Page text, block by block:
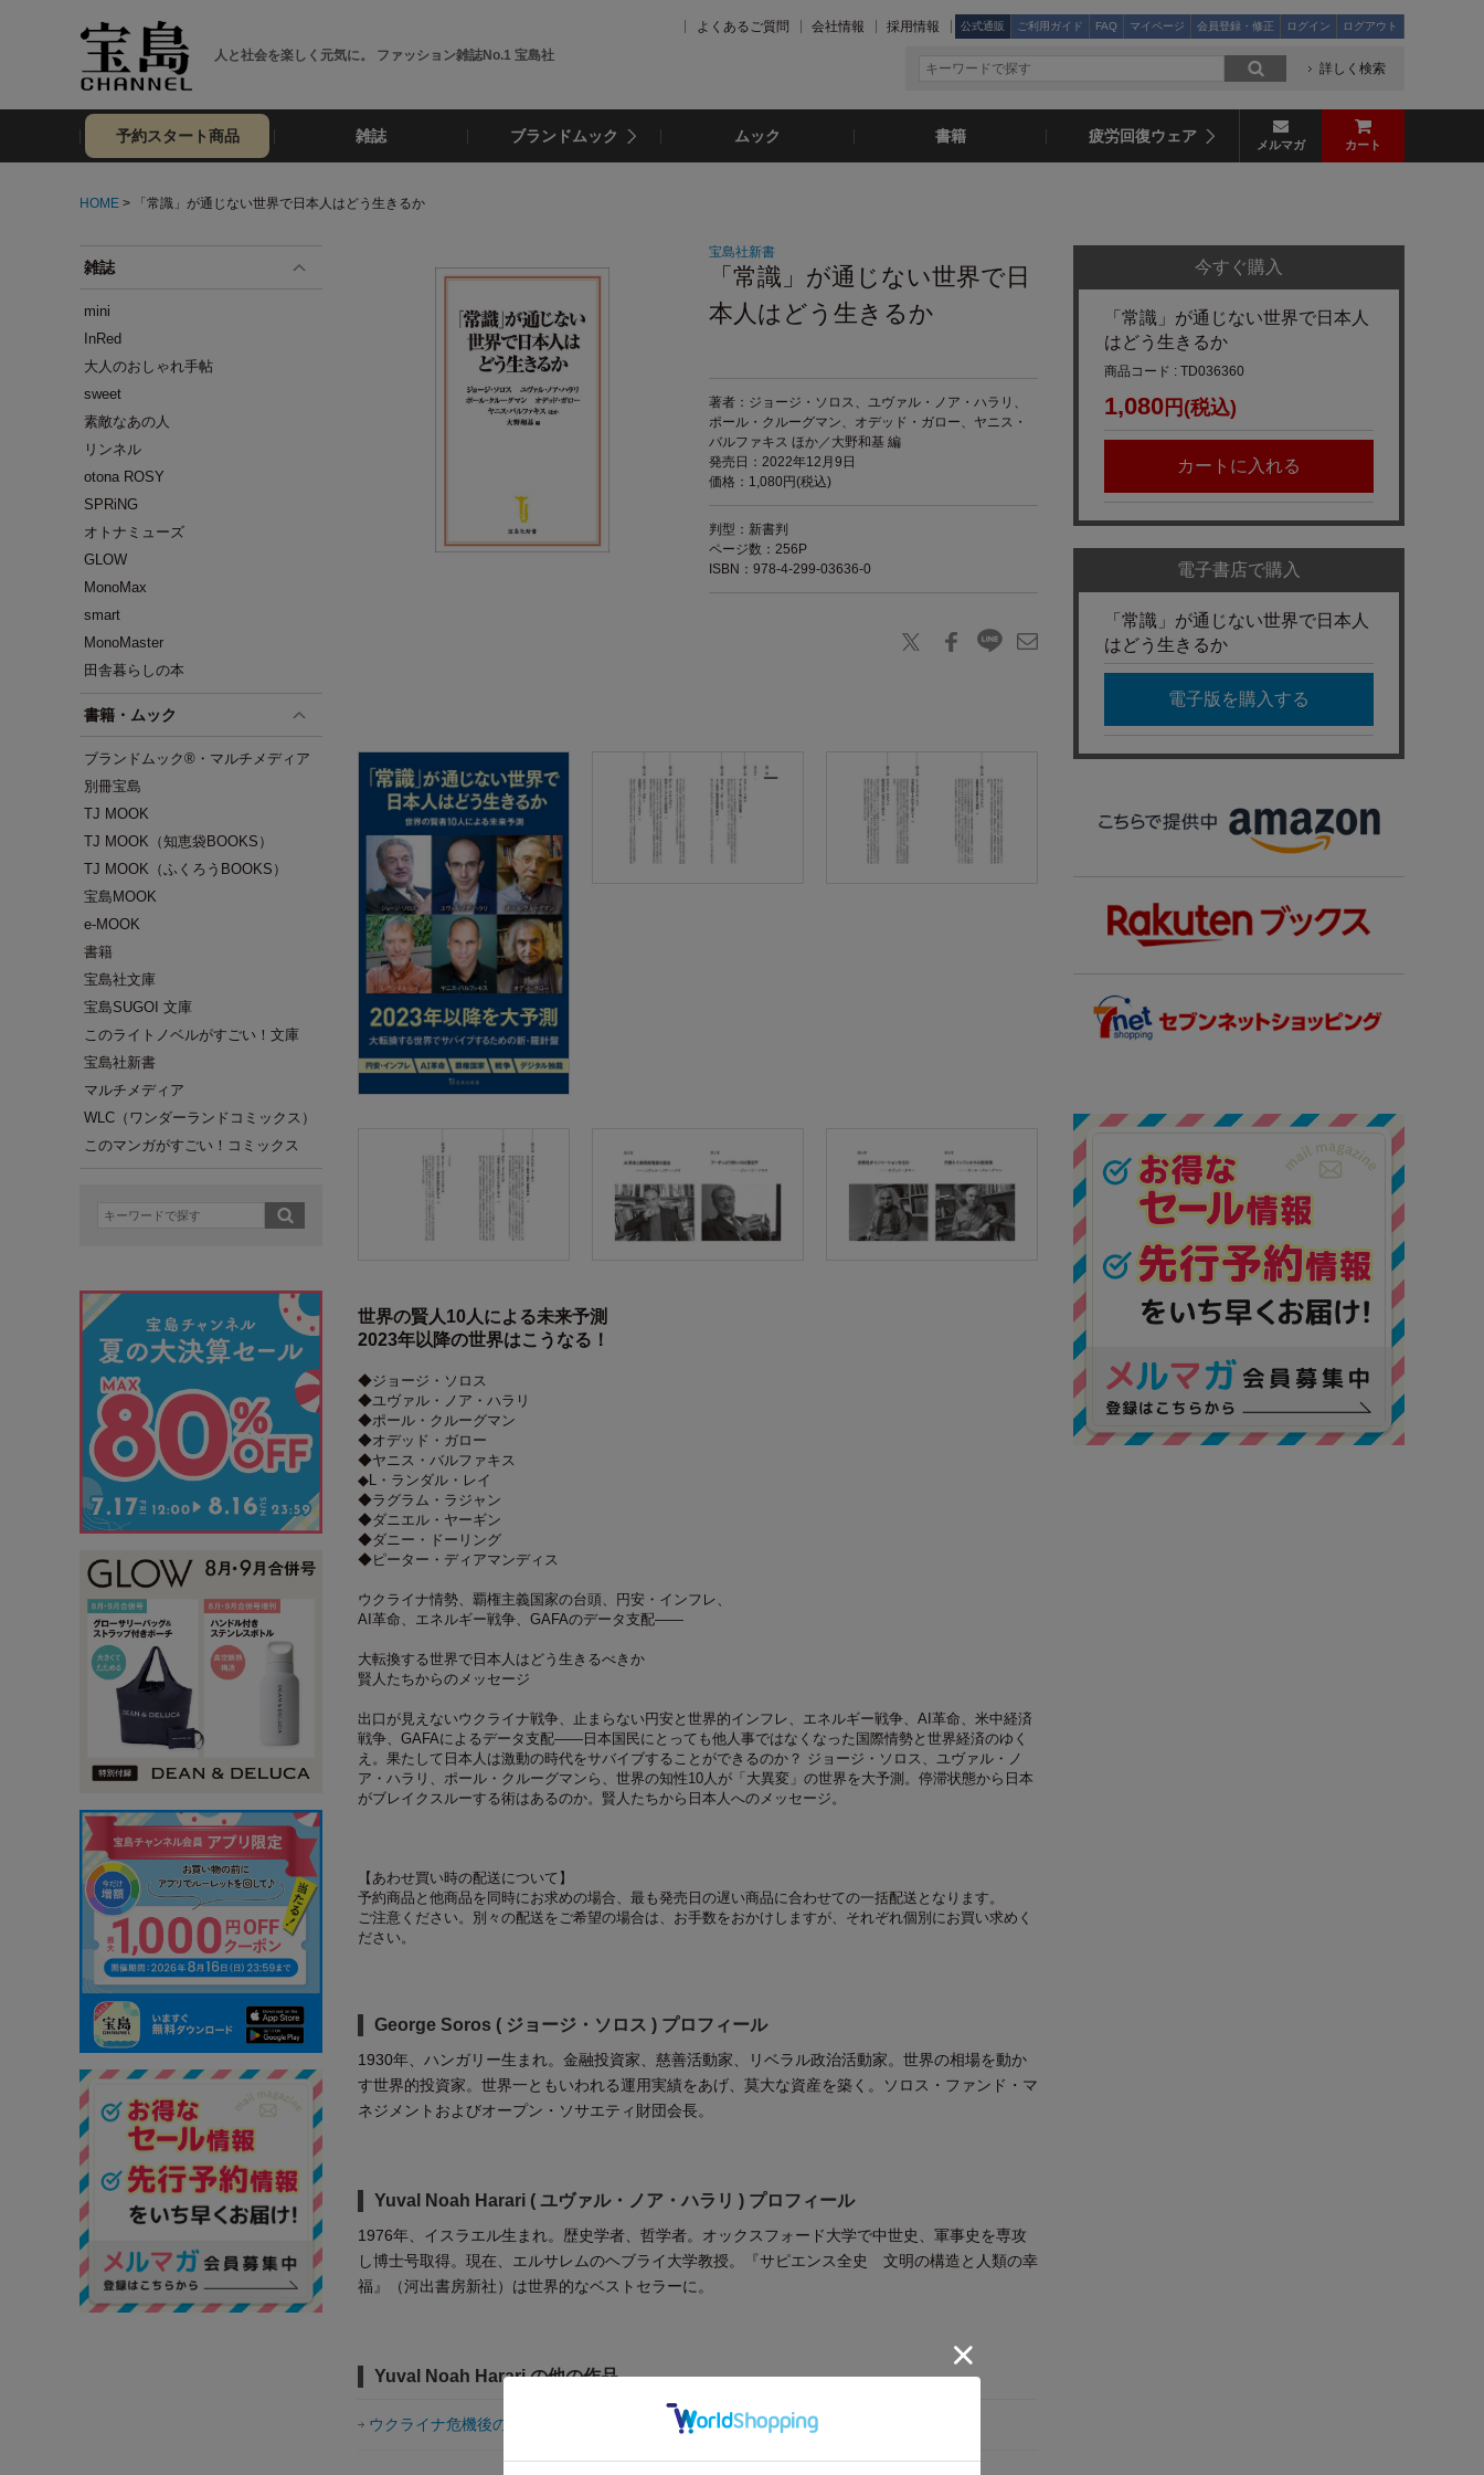
人と社会を楽しく元気に。 ファッション雑誌No.1 宝島社
よくあるご質問 会社情報 採用情報 公式通販 ご利用ガイド FAQ マイページ 会員登録・修正 ログイン ログアウト
詳しく検索
予約スタート商品 雑誌 ブランドムック ムック 書籍 疲労回復ウェア メルマガ カート
HOME > 「常識」が通じない世界で日本人はどう生きるか
雑誌
mini
InRed
大人のおしゃれ手帖
sweet
素敵なあの人
リンネル
otona ROSY
SPRiNG
オトナミューズ
GLOW
MonoMax
smart
MonoMaster
田舎暮らしの本
書籍・ムック
ブランドムック®・マルチメディア
別冊宝島
TJ MOOK
TJ MOOK（知恵袋BOOKS）
TJ MOOK（ふくろうBOOKS）
宝島MOOK
e-MOOK
書籍
宝島社文庫
宝島SUGOI 文庫
このライトノベルがすごい！文庫
宝島社新書
マルチメディア
WLC（ワンダーランドコミックス）
このマンガがすごい！コミックス
宝島社新書
「常識」が通じない世界で日
本人はどう生きるか
著者：ジョージ・ソロス、ユヴァル・ノア・ハラリ、
ポール・クルーグマン、オデッド・ガロー、ヤニス・
バルファキス ほか／大野和基 編
発売日：2022年12月9日
価格：1,080円(税込)
判型：新書判
ページ数：256P
ISBN：978-4-299-03636-0
世界の賢人10人による未来予測
2023年以降の世界はこうなる！
◆ジョージ・ソロス
◆ユヴァル・ノア・ハラリ
◆ポール・クルーグマン
◆オデッド・ガロー
◆ヤニス・バルファキス
◆L・ランダル・レイ
◆ラグラム・ラジャン
◆ダニエル・ヤーギン
◆ダニー・ドーリング
◆ピーター・ディアマンディス
ウクライナ情勢、覇権主義国家の台頭、円安・インフレ、
AI革命、エネルギー戦争、GAFAのデータ支配――
大転換する世界で日本人はどう生きるべきか
賢人たちからのメッセージ
出口が見えないウクライナ戦争、止まらない円安と世界的インフレ、エネルギー戦争、AI革命、米中経済
戦争、GAFAによるデータ支配――日本国民にとっても他人事ではなくなった国際情勢と世界経済のゆく
え。果たして日本人は激動の時代をサバイブすることができるのか？ ジョージ・ソロス、ユヴァル・ノ
ア・ハラリ、ポール・クルーグマンら、世界の知性10人が「大異変」の世界を大予測。停滞状態から日本
がブレイクスルーする術はあるのか。賢人たちから日本人へのメッセージ。
【あわせ買い時の配送について】
予約商品と他商品を同時にお求めの場合、最も発売日の遅い商品に合わせての一括配送となります。
ご注意ください。別々の配送をご希望の場合は、お手数をおかけしますが、それぞれ個別にお買い求めく
ださい。
George Soros ( ジョージ・ソロス ) プロフィール
1930年、ハンガリー生まれ。金融投資家、慈善活動家、リベラル政治活動家。世界の相場を動か
す世界的投資家。世界一ともいわれる運用実績をあげ、莫大な資産を築く。ソロス・ファンド・マ
ネジメントおよびオープン・ソサエティ財団会長。
Yuval Noah Harari ( ユヴァル・ノア・ハラリ ) プロフィール
1976年、イスラエル生まれ。歴史学者、哲学者。オックスフォード大学で中世史、軍事史を専攻
し博士号取得。現在、エルサレムのヘブライ大学教授。『サピエンス全史 文明の構造と人類の幸
福』（河出書房新社）は世界的なベストセラーに。
Yuval Noah Harari の他の作品
ウクライナ危機後の世界
今すぐ購入
「常識」が通じない世界で日本人
はどう生きるか
商品コード : TD036360
1,080 円(税込)
カートに入れる
電子書店で購入
「常識」が通じない世界で日本人
はどう生きるか
電子版を購入する